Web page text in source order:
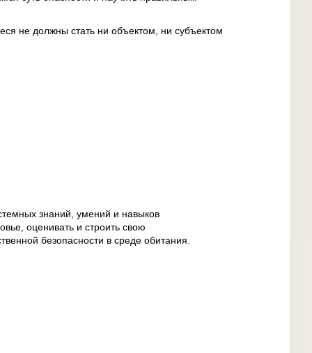
не должны стать ни объектом, ни субъектом
знаний, умений и навыков
оценивать и строить свою
безопасности в среде обитания.